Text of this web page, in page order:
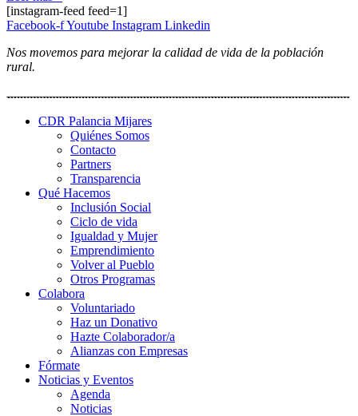
[instagram-feed feed=1]
Facebook-fYoutube Instagram Linkedin
Nos movemos para mejorar la calidad de vida de la población
rural.
CDR Palancia Mijares
Quiénes Somos
Contacto
Partners
Transparencia
Qué Hacemos
Inclusión Social
Ciclo de vida
Igualdad y Mujer
Emprendimiento
Volver al Pueblo
Otros Programas
Colabora
Voluntariado
Haz un Donativo
Hazte Colaborador/a
Alianzas con Empresas
Fórmate
Noticias y Eventos
Agenda
Noticias